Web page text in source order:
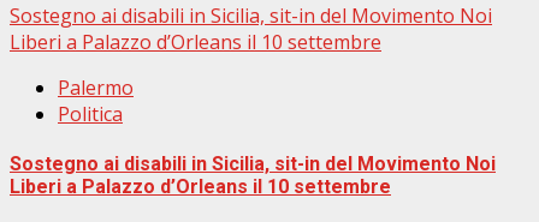
Sostegno ai disabili in Sicilia, sit-in del Movimento Noi
Liberi a Palazzo d’Orleans il 10 settembre
Palermo
Politica
Sostegno ai disabili in Sicilia, sit-in del Movimento Noi
Liberi a Palazzo d’Orleans il 10 settembre